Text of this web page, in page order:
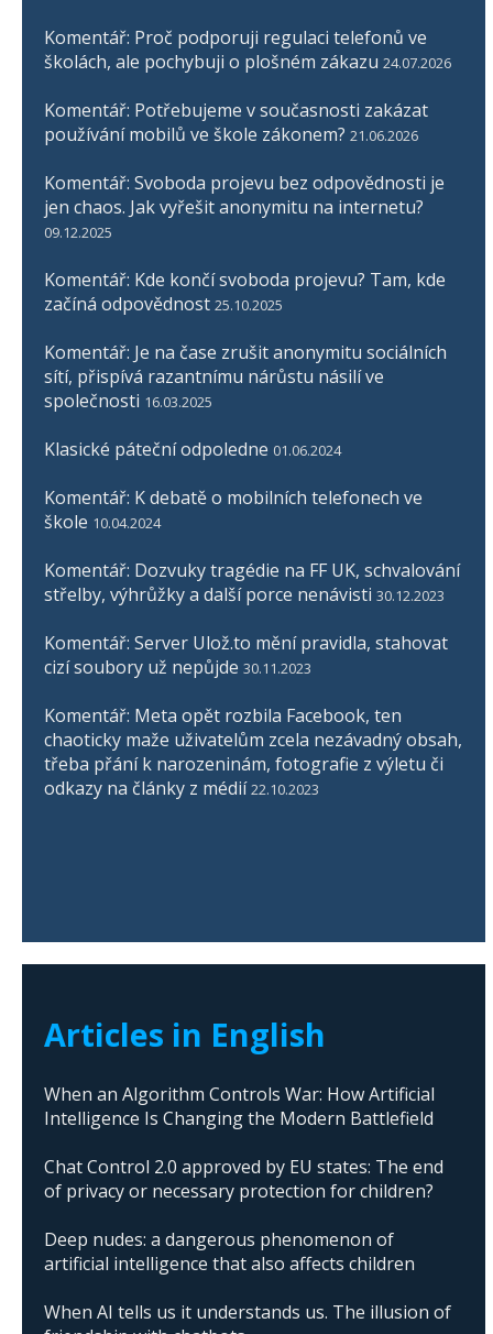
Komentář: Proč podporuji regulaci telefonů ve
školách, ale pochybuji o plošném zákazu 24.07.2026
Komentář: Potřebujeme v současnosti zakázat
používání mobilů ve škole zákonem? 21.06.2026
Komentář: Svoboda projevu bez odpovědnosti je
jen chaos. Jak vyřešit anonymitu na internetu?
09.12.2025
Komentář: Kde končí svoboda projevu? Tam, kde
začíná odpovědnost 25.10.2025
Komentář: Je na čase zrušit anonymitu sociálních
sítí, přispívá razantnímu nárůstu násilí ve
společnosti 16.03.2025
Klasické páteční odpoledne 01.06.2024
Komentář: K debatě o mobilních telefonech ve
škole 10.04.2024
Komentář: Dozvuky tragédie na FF UK, schvalování
střelby, výhrůžky a další porce nenávisti 30.12.2023
Komentář: Server Ulož.to mění pravidla, stahovat
cizí soubory už nepůjde 30.11.2023
Komentář: Meta opět rozbila Facebook, ten
chaoticky maže uživatelům zcela nezávadný obsah,
třeba přání k narozeninám, fotografie z výletu či
odkazy na články z médií 22.10.2023
Articles in English
When an Algorithm Controls War: How Artificial
Intelligence Is Changing the Modern Battlefield
Chat Control 2.0 approved by EU states: The end
of privacy or necessary protection for children?
Deep nudes: a dangerous phenomenon of
artificial intelligence that also affects children
When AI tells us it understands us. The illusion of